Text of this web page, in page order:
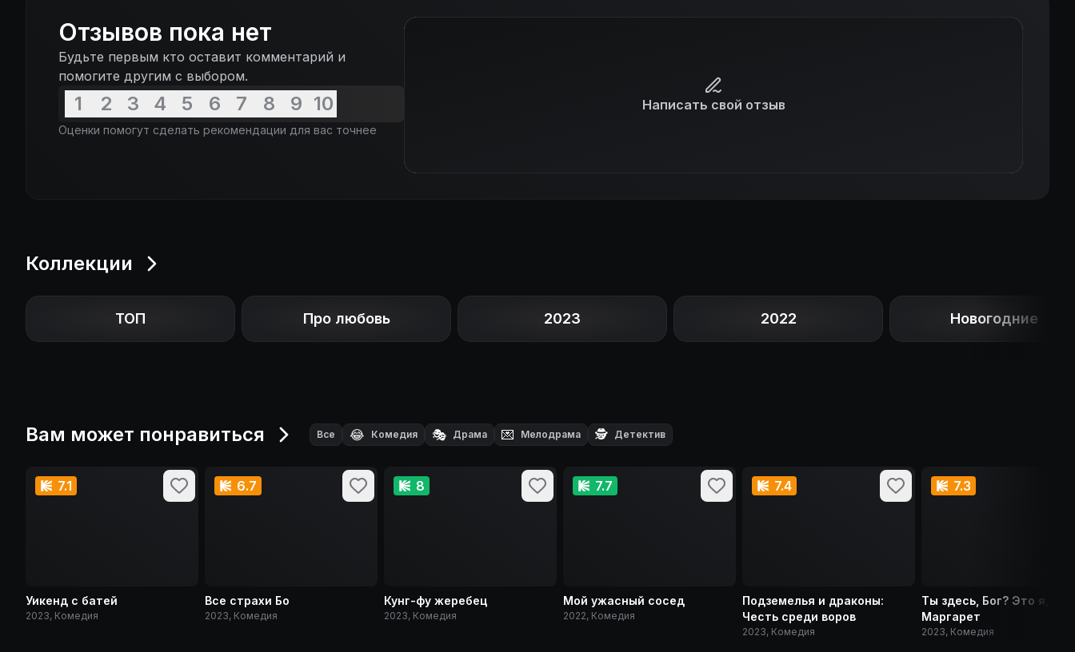
Отзывов пока нет
Будьте первым кто оставит комментарий и
помогите другим с выбором.
1 2 3 4 5 6 7 8 9 10
Оценки помогут сделать рекомендации для вас точнее
Написать свой отзыв
Коллекции
ТОП Про любовь 2023 2022 Новогодние
Вам может понравиться Все 😂 Комедия 🎭 Драма 💌 Мелодрама 🕵️ Детектив
7.1
Уикенд с батей
2023, Комедия
6.7
Все страхи Бо
2023, Комедия
8
Кунг-фу жеребец
2023, Комедия
7.7
Мой ужасный сосед
2022, Комедия
7.4
Подземелья и драконы:
Честь среди воров
2023, Комедия
7.3
Ты здесь, Бог? Это я,
Маргарет
2023, Комедия